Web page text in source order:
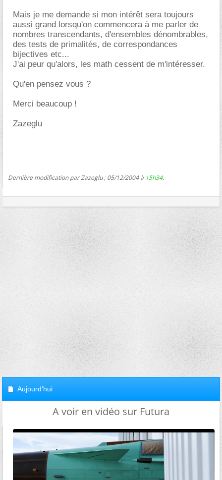
Mais je me demande si mon intérêt sera toujours
aussi grand lorsqu'on commencera à me parler de
nombres transcendants, d'ensembles dénombrables,
des tests de primalités, de correspondances
bijectives etc...
J'ai peur qu'alors, les math cessent de m'intéresser.
Qu'en pensez vous ?
Merci beaucoup !
Zazeglu
Dernière modification par Zazeglu ; 05/12/2004 à 15h34.
Aujourd'hui
A voir en vidéo sur Futura